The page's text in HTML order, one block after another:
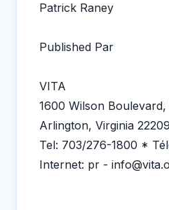
Patrick Raney
Published Par
VITA
1600 Wilson
Arlington, Virginia
Tel: 703/276-1800 *
Internet: pr -